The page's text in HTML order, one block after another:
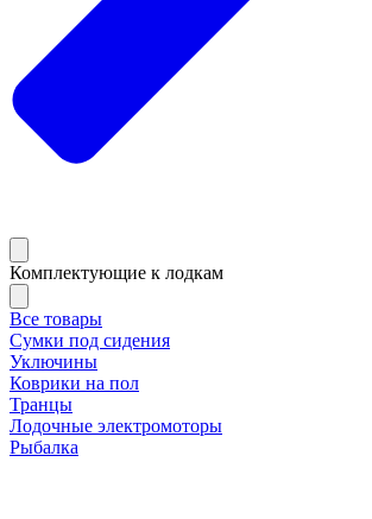
Комплектующие к лодкам
Все товары
Сумки под сидения
Уключины
Коврики на пол
Транцы
Лодочные электромоторы
Рыбалка